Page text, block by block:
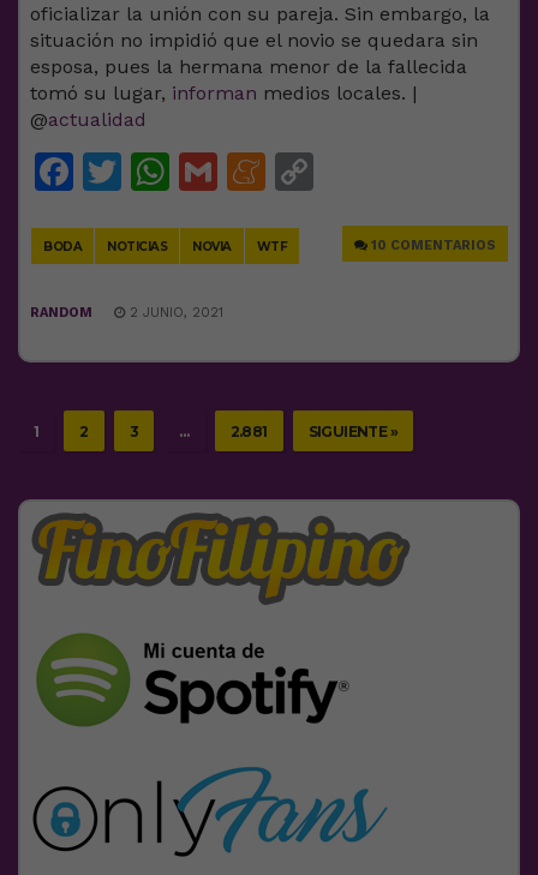
oficializar la unión con su pareja. Sin embargo, la
situación no impidió que el novio se quedara sin
esposa, pues la hermana menor de la fallecida
tomó su lugar, informan medios locales. |
@actualidad
Facebook
Twitter
WhatsApp
GmailMeneame
BODA NOTICIAS NOVIA WTF 10 COMENTARIOS
RANDOM 2 JUNIO, 2021
1 2 3 … 2.881 SIGUIENTE »